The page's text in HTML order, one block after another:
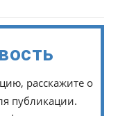
расскажите о
публикации.